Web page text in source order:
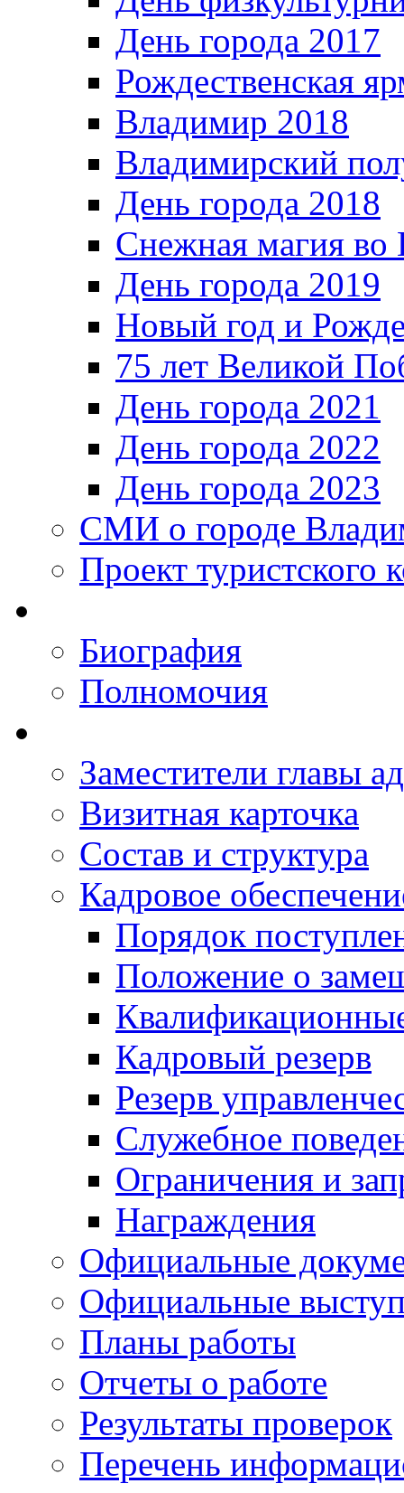
День города 2017
Рождественская
Владимир 2018
Владимирский
День города 2018
Снежная магия во
День города 2019
Новый год и
75 лет Великой
День города 2021
День города 2022
День города 2023
СМИ о городе
Проект туристского
Биография
Полномочия
Заместители главы
Визитная карточка
Состав и структура
Кадровое
Порядок
Положение о
Кадровый резерв
Резерв
Служебное
Ограничения и
Награждения
Официальные
Официальные
Планы работы
Отчеты о работе
Результаты проверок
Перечень